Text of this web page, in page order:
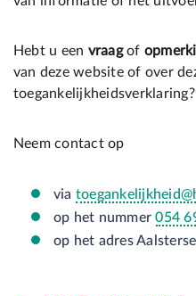
Hebt u een vraagof
van deze website of over
toegankelijkheidsverklaring?
Neem contact op
via
op het nummer054
op het adres